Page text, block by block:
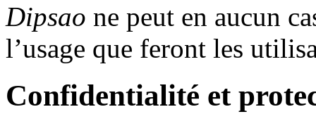
Dipsao ne peut en aucun
l’usage que feront les
Confidentialité et